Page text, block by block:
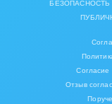
БЕЗОПАСНОСТЬ
Согласие
Отзыв